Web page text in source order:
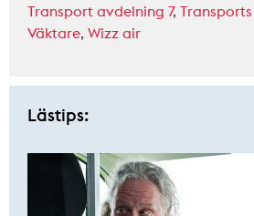
Transport avdelning 7,
Väktare, Wizz air
Lästips: